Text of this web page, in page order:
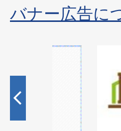
バナー広告に
枚
目